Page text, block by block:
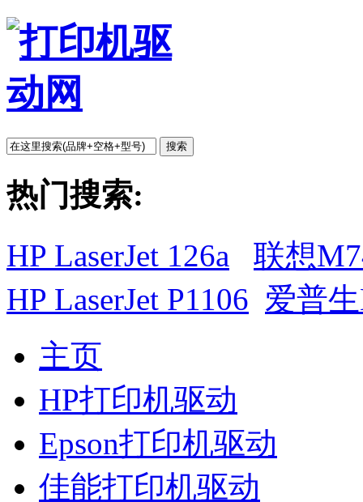
搜索
热门搜索:
HP LaserJet 126a
联想
HP LaserJet P1106 爱普
主页
HP打印机驱动
Epson打印机驱动
佳能打印机驱动